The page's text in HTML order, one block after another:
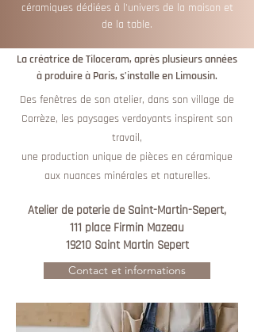
céramiques dédiées à l'univers de la maison et
de la table.
La créatrice de Tiloceram, après plusieurs années
à produire à Paris, s’installe en Limousin.
Des fenêtres de son atelier, dans son village de
Corrèze, les paysages verdoyants inspirent son
travail,
une production unique de pièces en céramique
aux nuances minérales et naturelles.
Atelier de poterie de Saint-Martin-Sepert,
111 place Firmin Mazeau
19210 Saint Martin Sepert
Contact et informations